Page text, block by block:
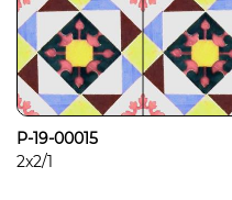
P-19-00015
2x2/1